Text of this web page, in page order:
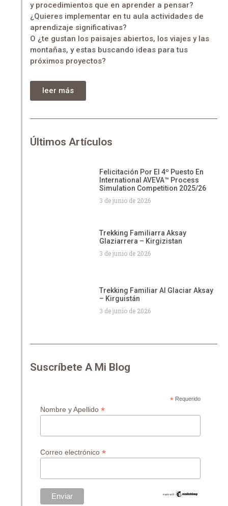
y procedimientos que en aprender a pensar?
¿Quieres implementar en tu aula actividades de
aprendizaje significativas?
O ¿te gustan los paisajes abiertos, los viajes y las
montañas, y estas buscando ideas para tus
próximos proyectos?
leer más
Últimos Artículos
Felicitación Por El 4º Puesto En
International AVEVA™ Process
Simulation Competition 2025/26
3 de junio de 2026
Trekking Familiarra Aksay
Glaziarrera – Kirgizistan
3 de junio de 2026
Trekking Familiar Al Glaciar Aksay
– Kirguistán
3 de junio de 2026
Suscríbete A Mi Blog
*Requerido
Nombre y Apellido *
Correo electrónico *